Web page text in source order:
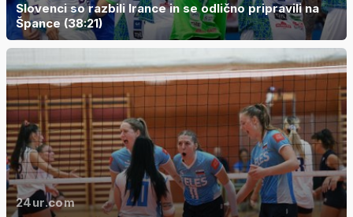
Slovenci so razbili Irance in se odlično pripravili na
Špance (38:21)
24ur.com